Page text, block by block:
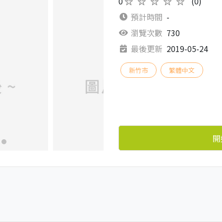
預計時間 -
瀏覽次數 730
最後更新 2019-05-24
新竹市 繁體中文